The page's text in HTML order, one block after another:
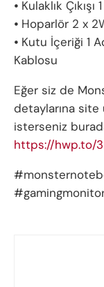
⦁ Kulaklık Çıkışı
⦁ Hoparlör 2 x
⦁ Kutu İçeriği 1
Kablosu
Eğer siz de
detaylarına site
isterseniz
https://hwp.to/